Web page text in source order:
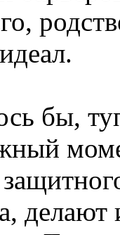
бы,
делают